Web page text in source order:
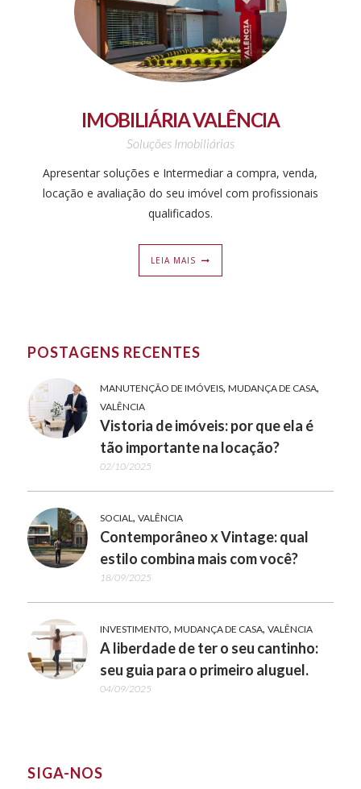
IMOBILIÁRIA VALÊNCIA
Soluções Imobiliárias
Apresentar soluções e Intermediar a compra, venda,
locação e avaliação do seu imóvel com profissionais
qualificados.
LEIA MAIS
POSTAGENS RECENTES
MANUTENÇÃO DE IMÓVEIS, MUDANÇA DE CASA,
VALÊNCIA
Vistoria de imóveis: por que ela é
tão importante na locação?
02/10/2025
SOCIAL, VALÊNCIA
Contemporâneo x Vintage: qual
estilo combina mais com você?
18/09/2025
INVESTIMENTO, MUDANÇA DE CASA, VALÊNCIA
A liberdade de ter o seu cantinho:
seu guia para o primeiro aluguel.
04/09/2025
SIGA-NOS